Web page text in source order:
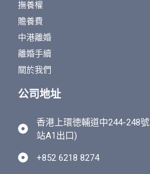
撫養權
贍養費
中港離婚
離婚手續
關於我們
公司地址
香港上環徳輔道中244-248
站A1出口)
+852 6218 8274